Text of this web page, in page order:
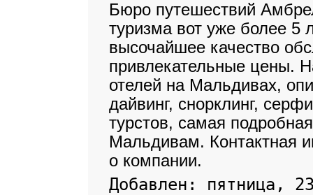
Бюро путешествий
туризма вот уже более 5
высочайшее качество
привлекательные цены.
отелей на Мальдивах,
дайвинг, снорклинг,
турстов, самая
Мальдивам. Контактная
о компании.
Добавлен: пятница,